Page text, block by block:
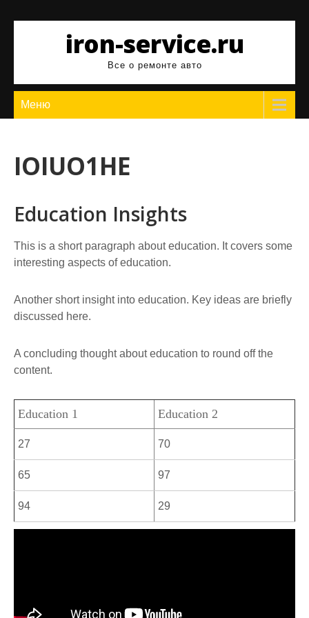
содержимомуiron-service.ru
Все о ремонте авто
Меню
IOIUO1HE
Education Insights
This is a short paragraph about education. It covers some
interesting aspects of education.
Another short insight into education. Key ideas are briefly
discussed here.
A concluding thought about education to round off the
content.
Education 1 Education 2
27 70
65 97
94 29